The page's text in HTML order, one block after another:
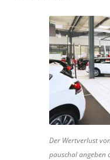
Der Wertverlust
pauschal angeben